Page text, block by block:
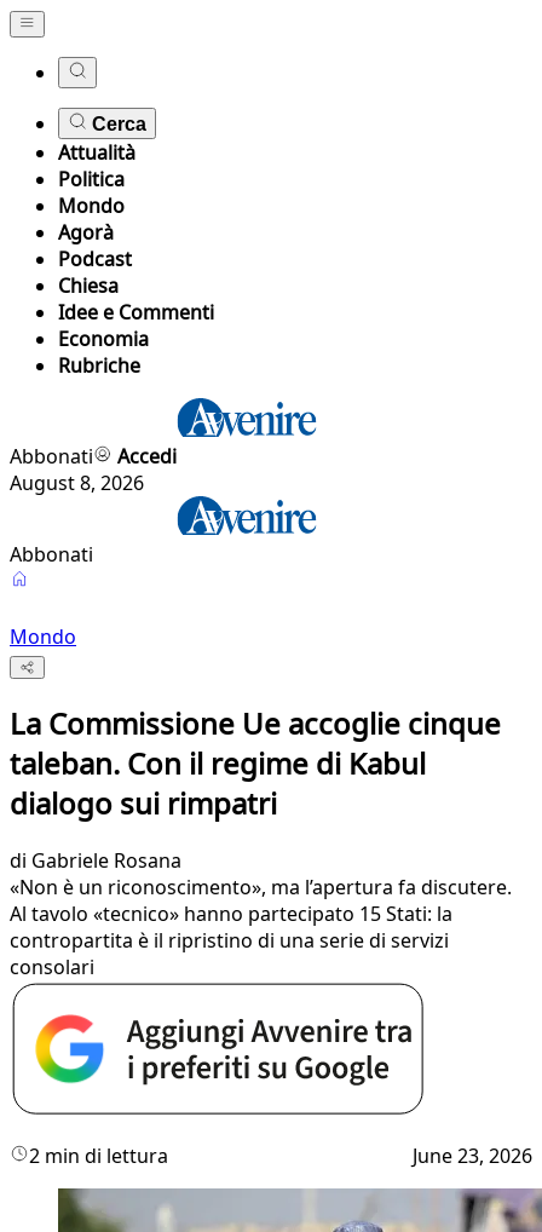
Cerca
Attualità
Politica
Mondo
Agorà
Podcast
Chiesa
Idee e Commenti
Economia
Rubriche
Abbonati
Accedi
August 8, 2026
Abbonati
Mondo
La Commissione Ue accoglie cinque
taleban. Con il regime di Kabul
dialogo sui rimpatri
di Gabriele Rosana
«Non è un riconoscimento», ma l’apertura fa discutere.
Al tavolo «tecnico» hanno partecipato 15 Stati: la
contropartita è il ripristino di una serie di servizi
consolari
2 min di lettura June 23, 2026